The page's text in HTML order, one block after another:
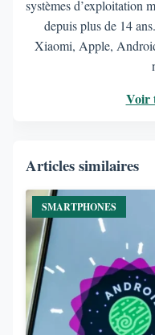
systèmes d’exploitation
depuis plus de 14
Xiaomi, Apple,
Voir
Articles similaires
SMARTPHONES